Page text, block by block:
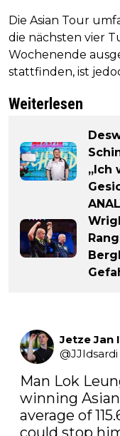
Die Asian Tour
die nächsten vier
Wochenende
stattfinden, ist
Weiterlesen
„Ich
Jetze Jan
@JJIdsardi
Man Lok
winning
average of
could stop